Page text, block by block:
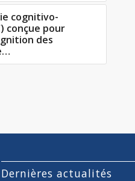
cognitivo-
conçue pour
des
Dernières actualités